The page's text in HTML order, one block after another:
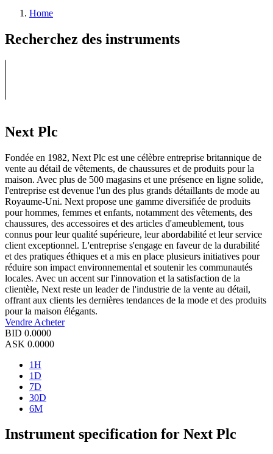
Home
Recherchez des instruments
Next Plc
Fondée en 1982, Next Plc est une célèbre entreprise britannique de
vente au détail de vêtements, de chaussures et de produits pour la
maison. Avec plus de 500 magasins et une présence en ligne solide,
l'entreprise est devenue l'un des plus grands détaillants de mode au
Royaume-Uni. Next propose une gamme diversifiée de produits
pour hommes, femmes et enfants, notamment des vêtements, des
chaussures, des accessoires et des articles d'ameublement, tous
connus pour leur qualité supérieure, leur abordabilité et leur service
client exceptionnel. L'entreprise s'engage en faveur de la durabilité
et des pratiques éthiques et a mis en place plusieurs initiatives pour
réduire son impact environnemental et soutenir les communautés
locales. Avec un accent sur l'innovation et la satisfaction de la
clientèle, Next reste un leader de l'industrie de la vente au détail,
offrant aux clients les dernières tendances de la mode et des produits
pour la maison élégants.
Vendre Acheter
BID 0.0000
ASK 0.0000
1H
1D
7D
30D
6M
Instrument specification for Next Plc